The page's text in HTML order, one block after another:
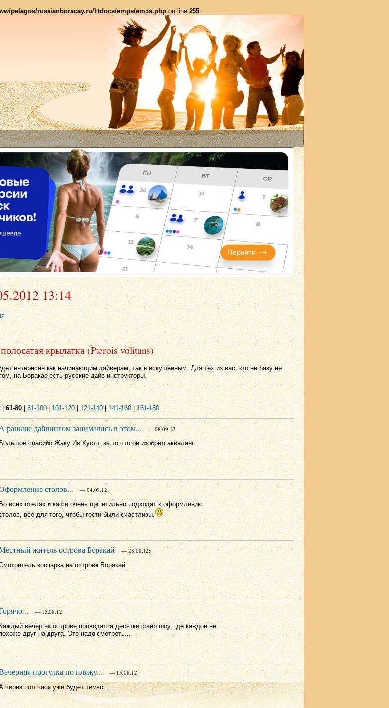
pelagos/russianboracay.ru/htdocs/emps/emps.php on line 255
13:14
крылатка (Pterois volitans)
интересен как начинающим дайверам, так и искушённым. Для тех из вас, кто ни разу не
на Боракае есть русские дайв-инструкторы.
|61-80|81-100|101-120|121-140|141-160|161-180
раньше дайвингом занимались в этом...
— 08.09.12:
спасибо Жаку Ив Кусто, за то что он изобрел акваланг...
столов... — 04.09.12:
всех отелях и кафе очень щепетильно подходят к оформлению
все для того, чтобы гости были счастливы.
житель острова Боракай
— 28.08.12:
зоопарка на острове Боракай.
— 15.08.12:
вечер на острове проводятся десятки фаер шоу, где каждое не
друг на друга. Это надо смотреть...
прогулка по пляжу...
— 15.08.12:
через пол часа уже будет темно...